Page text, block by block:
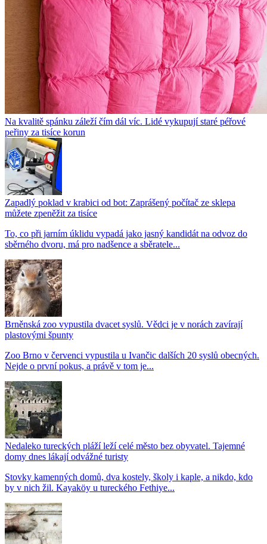
Na kvalitě spánku záleží čím dál víc. Lidé vykupují staré péřové
peřiny za tisíce korun
Zapadlý poklad v krabici od bot: Zaprášený počítač ze sklepa
můžete zpeněžit za tisíce
To, co při jarním úklidu vypadá jako jasný kandidát na odvoz do
sběrného dvoru, má pro nadšence a sběratele...
Brněnská zoo vypustila dvacet syslů. Vědci je v norách zavírají
plastovými špunty
Zoo Brno v červenci vypustila u Ivančic dalších 20 syslů obecných.
Nejde o první pokus, a právě v tom je...
Nedaleko tureckých pláží leží celé město bez obyvatel. Tajemné
domy dnes lákají odvážné turisty
Stovky kamenných domů, dva kostely, školy i kaple, a nikdo, kdo
by v nich žil. Kayaköy u tureckého Fethiye...